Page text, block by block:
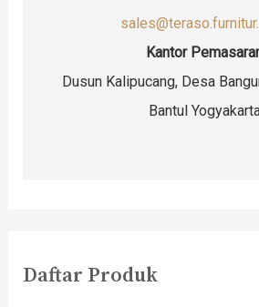
Kantor
Dusun Kalipucang, Desa
Bantul
Daftar Produk